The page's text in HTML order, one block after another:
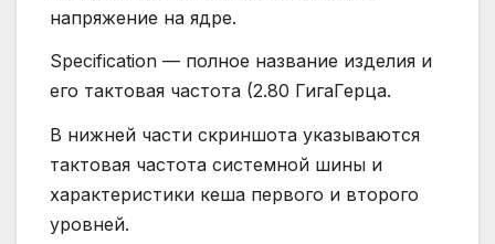
напряжение на ядре.
Specification — полное название изделия и
его тактовая частота (2.80 ГигаГерца.
В нижней части скриншота указываются
тактовая частота системной шины и
характеристики кеша первого и второго
уровней.